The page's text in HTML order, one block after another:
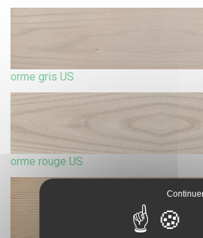
orme gris US
orme rouge US